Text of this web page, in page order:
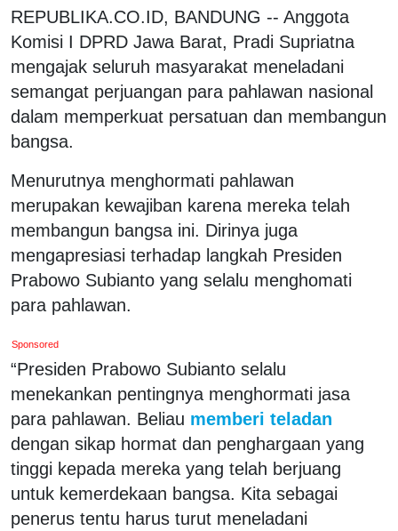
REPUBLIKA.CO.ID, BANDUNG -- Anggota
Komisi I DPRD Jawa Barat, Pradi Supriatna
mengajak seluruh masyarakat meneladani
semangat perjuangan para pahlawan nasional
dalam memperkuat persatuan dan membangun
bangsa.
Menurutnya menghormati pahlawan
merupakan kewajiban karena mereka telah
membangun bangsa ini. Dirinya juga
mengapresiasi terhadap langkah Presiden
Prabowo Subianto yang selalu menghomati
para pahlawan.
Sponsored
“Presiden Prabowo Subianto selalu
menekankan pentingnya menghormati jasa
para pahlawan. Beliau memberi teladan
dengan sikap hormat dan penghargaan yang
tinggi kepada mereka yang telah berjuang
untuk kemerdekaan bangsa. Kita sebagai
penerus tentu harus turut meneladani